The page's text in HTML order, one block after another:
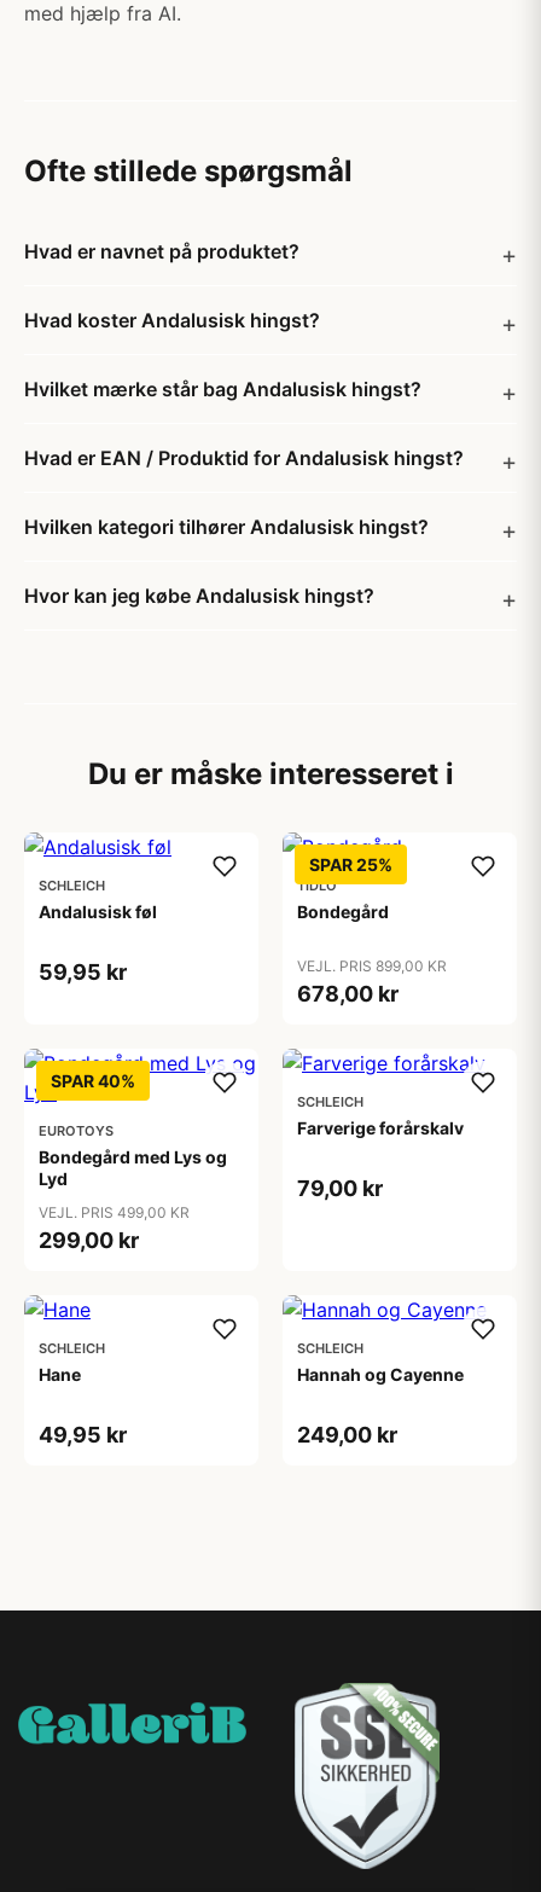
med hjælp fra AI.
Ofte stillede spørgsmål
Hvad er navnet på produktet?
Hvad koster Andalusisk hingst?
Hvilket mærke står bag Andalusisk hingst?
Hvad er EAN / Produktid for Andalusisk hingst?
Hvilken kategori tilhører Andalusisk hingst?
Hvor kan jeg købe Andalusisk hingst?
Du er måske interesseret i
SCHLEICH
Andalusisk føl
59,95 kr
SPAR 25%
TIDLO
Bondegård
VEJL. PRIS 899,00 KR
678,00 kr
SPAR 40%
EUROTOYS
Bondegård med Lys og
Lyd
VEJL. PRIS 499,00 KR
299,00 kr
SCHLEICH
Farverige forårskalv
79,00 kr
SCHLEICH
Hane
49,95 kr
SCHLEICH
Hannah og Cayenne
249,00 kr